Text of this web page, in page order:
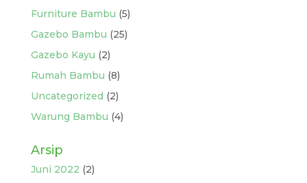
Furniture Bambu (5)
Gazebo Bambu (25)
Gazebo Kayu (2)
Rumah Bambu (8)
Uncategorized (2)
Warung Bambu (4)
Arsip
Juni 2022 (2)